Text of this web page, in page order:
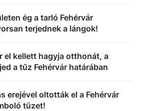
ég a tarló Fehérvár
terjednek a lángok!
el kellett hagyja otthonát, a
a tűz Fehérvár határában
erejével oltották el a Fehérvár
tüzet!